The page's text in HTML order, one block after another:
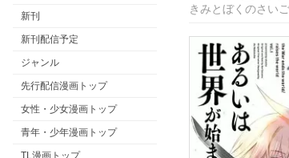
新刊
新刊配信予定
ジャンル
先行配信漫画トップ
女性・少女漫画トップ
青年・少年漫画トップ
TL漫画トップ
きみとぼくのさい